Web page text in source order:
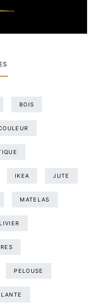
BOIS
IKEA JUTE
MATELAS
PELOUSE